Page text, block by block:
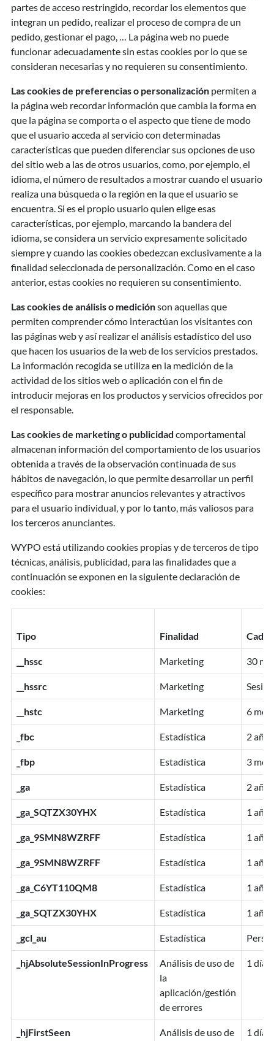
partes de acceso restringido, recordar los elementos que
integran un pedido, realizar el proceso de compra de un
pedido, gestionar el pago, … La página web no puede
funcionar adecuadamente sin estas cookies por lo que se
consideran necesarias y no requieren su consentimiento.
Las cookies de preferencias o personalizaciónpermiten a
la página web recordar información que cambia la forma en
que la página se comporta o el aspecto que tiene de modo
que el usuario acceda al servicio con determinadas
características que pueden diferenciar sus opciones de uso
del sitio web a las de otros usuarios, como, por ejemplo, el
idioma, el número de resultados a mostrar cuando el usuario
realiza una búsqueda o la región en la que el usuario se
encuentra. Si es el propio usuario quien elige esas
características, por ejemplo, marcando la bandera del
idioma, se considera un servicio expresamente solicitado
siempre y cuando las cookies obedezcan exclusivamente a la
finalidad seleccionada de personalización. Como en el caso
anterior, estas cookies no requieren su consentimiento.
Las cookies de análisis o mediciónson aquellas que
permiten comprender cómo interactúan los visitantes con
las páginas web y así realizar el análisis estadístico del uso
que hacen los usuarios de la web de los servicios prestados.
La información recogida se utiliza en la medición de la
actividad de los sitios web o aplicación con el fin de
introducir mejoras en los productos y servicios ofrecidos por
el responsable.
Las cookies de marketing o publicidad comportamental
almacenan información del comportamiento de los usuarios
obtenida a través de la observación continuada de sus
hábitos de navegación, lo que permite desarrollar un perfil
específico para mostrar anuncios relevantes y atractivos
para el usuario individual, y por lo tanto, más valiosos para
los terceros anunciantes.
WYPO está utilizando cookies propias y de terceros de tipo
técnicas, análisis, publicidad, para las finalidades que a
continuación se exponen en la siguiente declaración de
cookies:
Tipo Finalidad
__hssc Marketing 30
__hssrc Marketing Sesion
__hstc Marketing 6
_fbc Estadística 2 años
_fbp Estadística 3
_ga Estadística 2 años
_ga_SQTZX30YHX Estadística 1 año
_ga_9SMN8WZRFF Estadística 1 año
_ga_9SMN8WZRFF Estadística 1 año
_ga_C6YT110QM8 Estadística 1 año
_ga_SQTZX30YHX Estadística 1 año
_gcl_au Estadística
_hjAbsoluteSessionInProgress
Análisis de uso de
la
aplicación/gestión
de errores
1 día
_hjFirstSeen
Análisis de uso de
1 día